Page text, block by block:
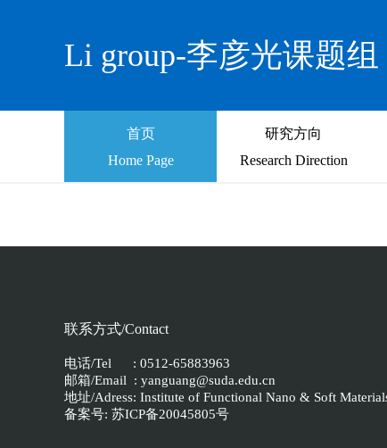
Li group-李彦光课题组
首页
Home Page
研究方向
Research Direction
联系方式/Contact
电话/Tel : 0512-65883963
邮箱/Email : yanguang@suda.edu.cn
地址/Adress: Institute of Functional Nano & Soft
备案号: 苏ICP备20045805号